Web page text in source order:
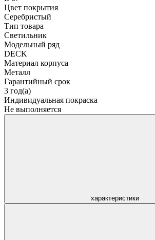
Цвет покрытия
Серебристый
Тип товара
Светильник
Модельный ряд
DECK
Материал корпуса
Металл
Гарантийный срок
3 год(а)
Индивидуальная покраска
Не выполняется
характеристики